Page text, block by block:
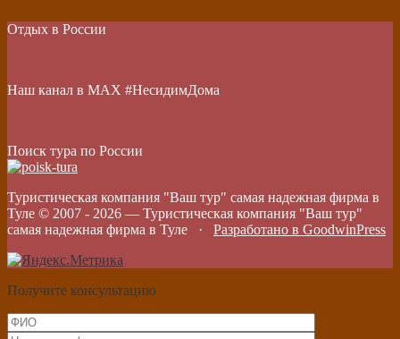
Отдых в России
Наш канал в МАХ #НесидимДома
Поиск тура по России
Туристическая компания "Ваш тур" самая надежная фирма в
Туле © 2007 - 2026 — Туристическая компания "Ваш тур"
самая надежная фирма в Туле · Разработано в GoodwinPress
Получите консультацию